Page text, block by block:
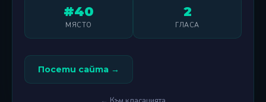
#40
МЯСТО
2
ГЛАСА
Посети сайта →